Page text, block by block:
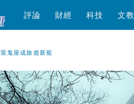
評論 財經 科技 文教
當鬼屋成旅遊新寵